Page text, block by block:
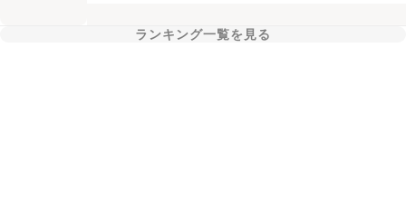
ランキング一覧を見る